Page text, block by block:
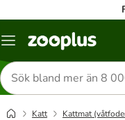
Katalogmeny
Sök
efter
produkter
Katt Kattmat